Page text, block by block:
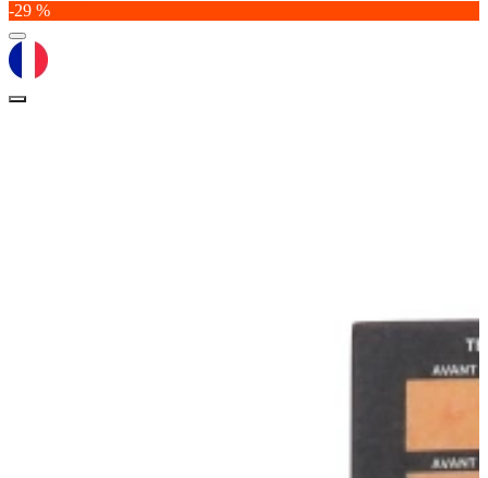
-29 %